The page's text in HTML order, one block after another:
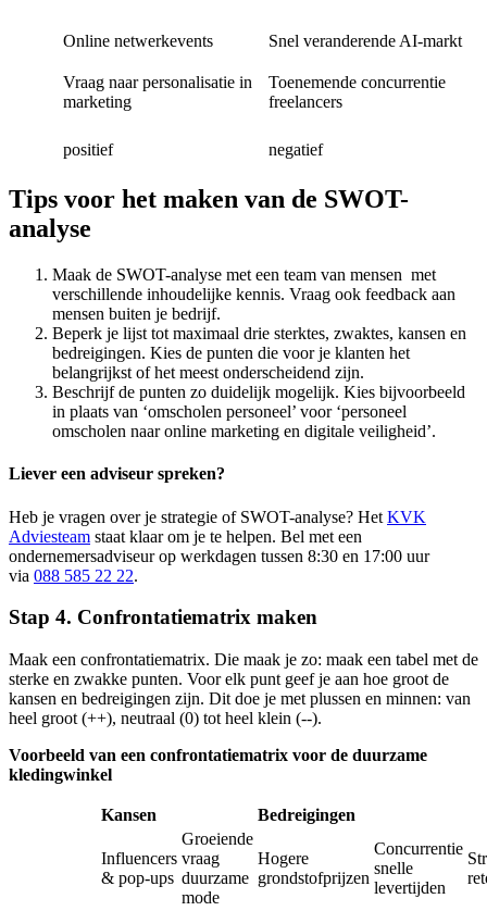
Online netwerkevents Snel veranderende AI-markt
Vraag naar personalisatie in
marketing
Toenemende concurrentie
freelancers
positief negatief
Tips voor het maken van de SWOT-
analyse
Maak de SWOT-analyse met een team van mensen met
verschillende inhoudelijke kennis. Vraag ook feedback aan
mensen buiten je bedrijf.
Beperk je lijst tot maximaal drie sterktes, zwaktes, kansen en
bedreigingen. Kies de punten die voor je klanten het
belangrijkst of het meest onderscheidend zijn.
Beschrijf de punten zo duidelijk mogelijk. Kies bijvoorbeeld
in plaats van ‘omscholen personeel’ voor ‘personeel
omscholen naar online marketing en digitale veiligheid’.
Liever een adviseur spreken?
Heb je vragen over je strategie of SWOT-analyse? Het KVK
Adviesteam staat klaar om je te helpen. Bel met een
ondernemersadviseur op werkdagen tussen 8:30 en 17:00 uur
via 088 585 22 22.
Stap 4. Confrontatiematrix maken
Maak een confrontatiematrix. Die maak je zo: maak een tabel met de
sterke en zwakke punten. Voor elk punt geef je aan hoe groot de
kansen en bedreigingen zijn. Dit doe je met plussen en minnen: van
heel groot (++), neutraal (0) tot heel klein (--).
Voorbeeld van een confrontatiematrix voor de duurzame
kledingwinkel
Kansen Bedreigingen
Influencers
& pop-ups
Groeiende
vraag
duurzame
mode
Hogere
grondstofprijzen
Concurrentie
snelle
levertijden